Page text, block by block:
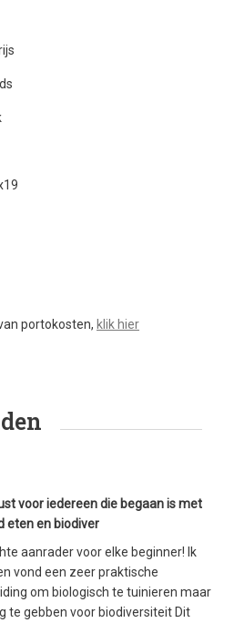
portokosten, klik hier
voor iedereen die begaan is met
eten en biodiver
aanrader voor elke beginner! Ik
vond een zeer praktische
om biologisch te tuinieren maar
te gebben voor biodiversiteit Dit